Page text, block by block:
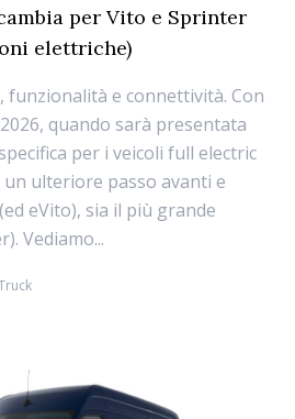
per Vito e Sprinter
elettriche)
funzionalità e connettività. Con
quando sarà presentata
per i veicoli full electric
un ulteriore passo avanti e
eVito), sia il più grande
Vediamo...